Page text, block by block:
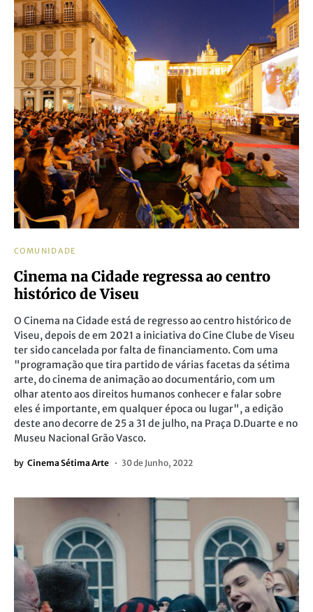
COMUNIDADE
Cinema na Cidade regressa ao centro
histórico de Viseu
O Cinema na Cidade está de regresso ao centro histórico de
Viseu, depois de em 2021 a iniciativa do Cine Clube de Viseu
ter sido cancelada por falta de financiamento. Com uma
"programação que tira partido de várias facetas da sétima
arte, do cinema de animação ao documentário, com um
olhar atento aos direitos humanos conhecer e falar sobre
eles é importante, em qualquer época ou lugar", a edição
deste ano decorre de 25 a 31 de julho, na Praça D.Duarte e no
Museu Nacional Grão Vasco.
by Cinema Sétima Arte 30 de Junho, 2022